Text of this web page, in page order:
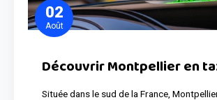
02
Août
Découvrir Montpellier en
Située dans le sud de la France,